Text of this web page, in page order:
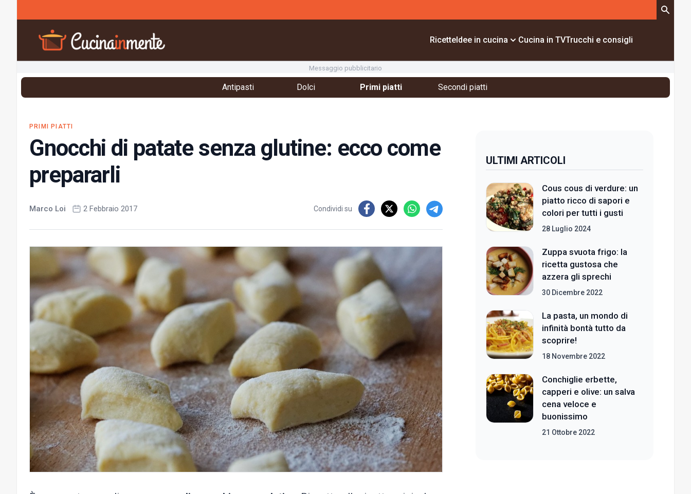
RicetteIdee in cucina Cucina in TVTrucchi e consigli
Messaggio pubblicitario
Antipasti Dolci Primi piatti Secondi piatti
PRIMI PIATTI
Gnocchi di patate senza glutine: ecco come
prepararli
Marco Loi 2 Febbraio 2017 Condividi su
ULTIMI ARTICOLI
Cous cous di verdure: un
piatto ricco di sapori e
colori per tutti i gusti
28 Luglio 2024
Zuppa svuota frigo: la
ricetta gustosa che
azzera gli sprechi
30 Dicembre 2022
La pasta, un mondo di
infinità bontà tutto da
scoprire!
18 Novembre 2022
Conchiglie erbette,
capperi e olive: un salva
cena veloce e
buonissimo
21 Ottobre 2022